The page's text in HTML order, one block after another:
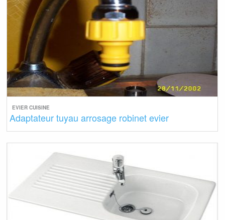
EVIER CUISINE
Adaptateur tuyau arrosage robinet evier